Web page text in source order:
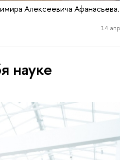
Алексеевича Афанасьева.
14
науке